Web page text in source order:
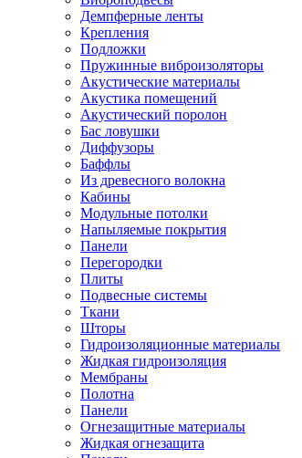
Демпферные ленты
Крепления
Подложки
Пружинные виброизоляторы
Акустические материалы
Акустика помещений
Акустический поролон
Бас ловушки
Диффузоры
Баффлы
Из древесного волокна
Кабины
Модульные потолки
Напыляемые покрытия
Панели
Перегородки
Плиты
Подвесные системы
Ткани
Шторы
Гидроизоляционные материалы
Жидкая гидроизоляция
Мембраны
Полотна
Панели
Огнезащитные материалы
Жидкая огнезащита